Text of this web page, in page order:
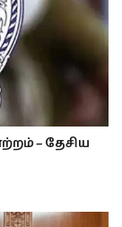
– தேசிய